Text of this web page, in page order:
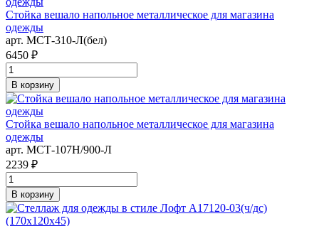
Стойка вешало напольное металлическое для магазина
одежды
арт. MСТ-310-Л(бел)
6450 ₽
В корзину
Стойка вешало напольное металлическое для магазина
одежды
арт. MСТ-107Н/900-Л
2239 ₽
В корзину